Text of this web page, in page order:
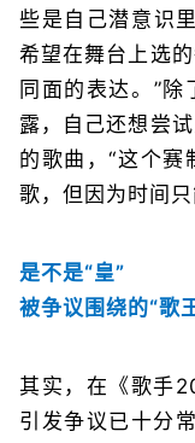
些是自己潜意识
希望在舞台上选
同面的表达。”
露，自己还想尝
的歌曲，“这个赛
歌，但因为时间
是不是“皇”
被争议围绕的“歌
其实，在《歌手
引发争议已十分